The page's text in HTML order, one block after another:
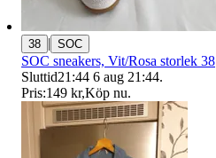
38 | SOC
SOC sneakers, Vit/Rosa storlek 38
Sluttid21:44 6 aug 21:44.
Pris:149 kr,Köp nu.